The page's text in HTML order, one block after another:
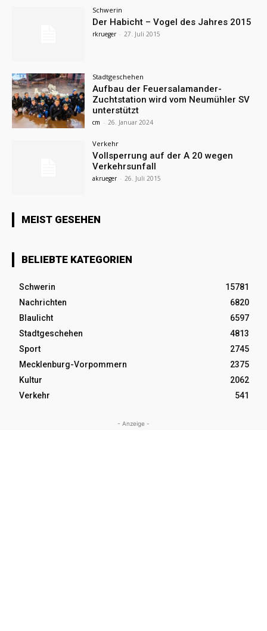
Schwerin
Der Habicht – Vogel des Jahres 2015
rkrueger - 27. Juli 2015
Stadtgeschehen
Aufbau der Feuersalamander-
Zuchtstation wird vom Neumühler SV
unterstützt
cm - 26. Januar 2024
Verkehr
Vollsperrung auf der A 20 wegen
Verkehrsunfall
akrueger - 26. Juli 2015
MEIST GESEHEN
BELIEBTE KATEGORIEN
Schwerin
15781
Nachrichten
6820
Blaulicht
6597
Stadtgeschehen
4813
Sport
2745
Mecklenburg-Vorpommern
2375
Kultur
2062
Verkehr
541
- Anzeige -